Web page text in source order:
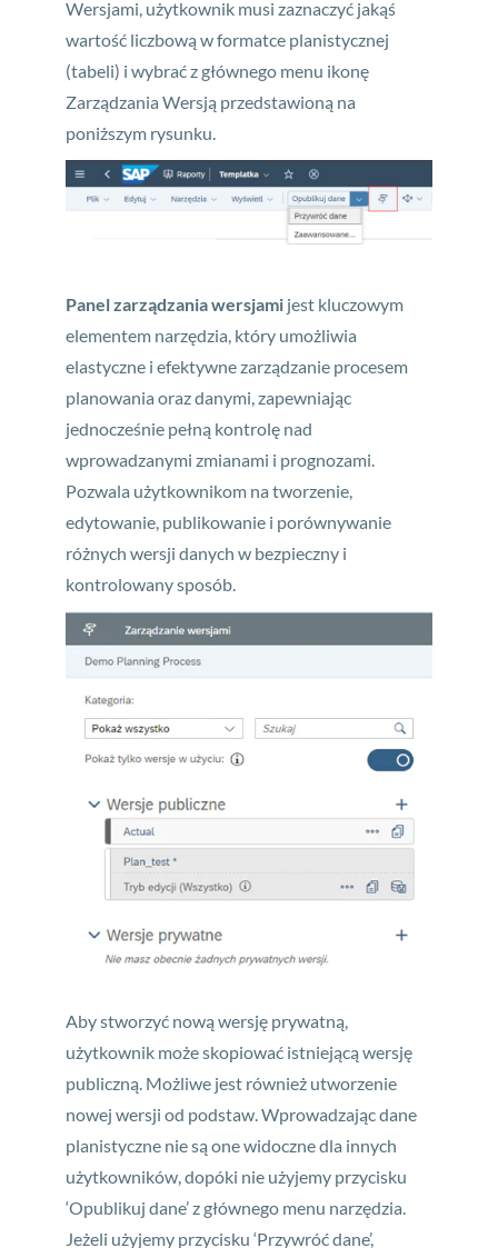
Wersjami, użytkownik musi zaznaczyć jakąś
wartość liczbową w formatce planistycznej
(tabeli) i wybrać z głównego menu ikonę
Zarządzania Wersją przedstawioną na
poniższym rysunku.
Panel zarządzania wersjami jest kluczowym
elementem narzędzia, który umożliwia
elastyczne i efektywne zarządzanie procesem
planowania oraz danymi, zapewniając
jednocześnie pełną kontrolę nad
wprowadzanymi zmianami i prognozami.
Pozwala użytkownikom na tworzenie,
edytowanie, publikowanie i porównywanie
różnych wersji danych w bezpieczny i
kontrolowany sposób.
Aby stworzyć nową wersję prywatną,
użytkownik może skopiować istniejącą wersję
publiczną. Możliwe jest również utworzenie
nowej wersji od podstaw. Wprowadzając dane
planistyczne nie są one widoczne dla innych
użytkowników, dopóki nie użyjemy przycisku
‘Opublikuj dane’ z głównego menu narzędzia.
Jeżeli użyjemy przycisku ‘Przywróć dane’,